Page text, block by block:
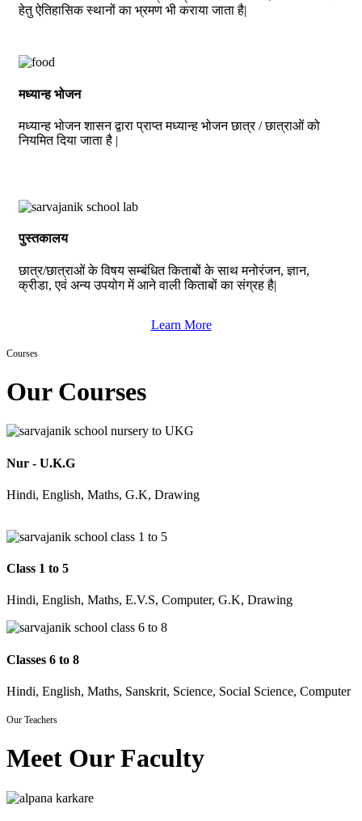
हेतु ऐतिहासिक स्थानों का भ्रमण भी कराया जाता है|
मध्यान्ह भोजन
मध्यान्ह भोजन शासन द्वारा प्राप्त मध्यान्ह भोजन छात्र / छात्राओं को
नियमित दिया जाता है |
पुस्तकालय
छात्र/छात्राओं के विषय सम्बंधित किताबों के साथ मनोरंजन, ज्ञान,
क्रीडा, एवं अन्य उपयोग में आने वाली किताबों का संग्रह है|
Learn More
Courses
Our Courses
Nur - U.K.G
Hindi, English, Maths, G.K, Drawing
Class 1 to 5
Hindi, English, Maths, E.V.S, Computer, G.K, Drawing
Classes 6 to 8
Hindi, English, Maths, Sanskrit, Science, Social Science, Computer
Our Teachers
Meet Our Faculty